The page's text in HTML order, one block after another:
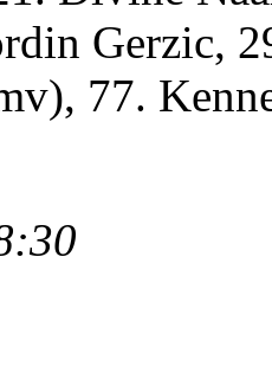
Gerzic,
77.